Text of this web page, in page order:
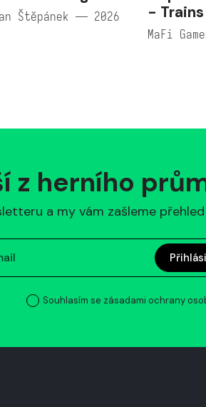
Štěpánek — 2026
-
MaFi
z herního
a my vám zašleme
Souhlasím se zásadami ochrany